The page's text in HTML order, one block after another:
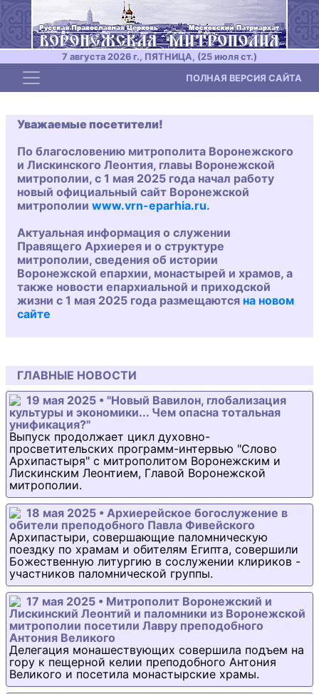
7 августа 2026 г., ПЯТНИЦА, (25 июля ст.)
Toggle navigation ПОЛНАЯ ВЕРСИЯ САЙТА
Уважаемые посетители!
По благословению митрополита Воронежского
и Лискинского Леонтия, главы Воронежской
митрополии, с 1 мая 2025 года начал работу
новый официальный сайт Воронежской
митрополии www.vrn-eparhia.ru.
Актуальная информация о служении
Правящего Архиерея и о структуре
митрополии, сведения об истории
Воронежской епархии, монастырей и храмов, а
также новости епархиальной и приходской
жизни с 1 мая 2025 года размещаются на новом
сайте
ГЛАВНЫЕ НОВОСТИ
19 мая 2025 • "Новый Вавилон, глобализация
культуры и экономики... Чем опасна тотальная
унификация?"
Выпуск продолжает цикл духовно-
просветительских программ-интервью "Слово
Архипастыря" с митрополитом Воронежским и
Лискинским Леонтием, Главой Воронежской
митрополии.
18 мая 2025 • Архиерейское богослужение в
обители преподобного Павла Фивейского
Архипастыри, совершающие паломническую
поездку по храмам и обителям Египта, совершили
Божественную литургию в сослужении клириков -
участников паломнической группы.
17 мая 2025 • Митрополит Воронежский и
Лискинский Леонтий и паломники из Воронежской
митрополии посетили Лавру преподобного
Антония Великого
Делегация монашествующих совершила подъем на
гору к пещерной келии преподобного Антония
Великого и посетила монастырские храмы.